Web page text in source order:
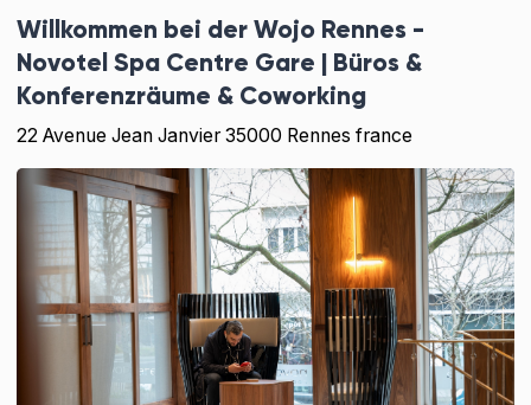
Willkommen bei derWojo Rennes -
Novotel Spa Centre Gare | Büros &
Konferenzräume & Coworking
22 Avenue Jean Janvier 35000 Rennes france